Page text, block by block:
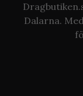
Dalarna.